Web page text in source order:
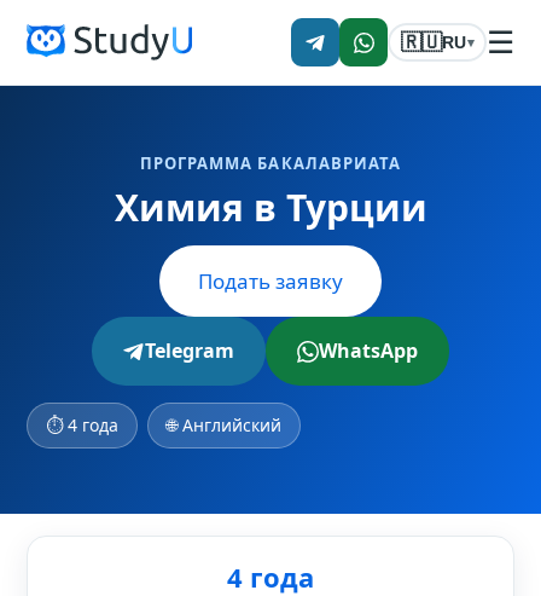
🇷🇺RU▾ ☰
ПРОГРАММА БАКАЛАВРИАТА
Химия в Турции
Подать заявку
Telegram WhatsApp
⏱ 4 года 🌐 Английский
4 года